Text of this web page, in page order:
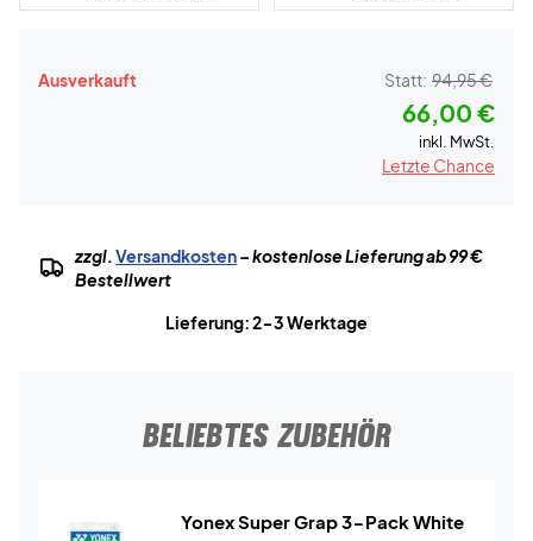
Ausverkauft Statt: 94,95 €
66,00 €
inkl. MwSt.
Letzte Chance
zzgl.Versandkosten– kostenlose Lieferung ab 99 €
Bestellwert
Lieferung: 2-3 Werktage
BELIEBTES ZUBEHÖR
Yonex Super Grap 3-Pack White